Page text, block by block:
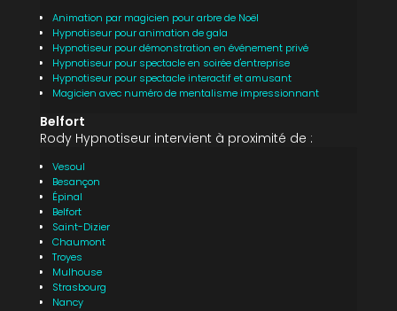
Animation par magicien pour arbre de Noël
Hypnotiseur pour animation de gala
Hypnotiseur pour démonstration en événement privé
Hypnotiseur pour spectacle en soirée d'entreprise
Hypnotiseur pour spectacle interactif et amusant
Magicien avec numéro de mentalisme impressionnant
Belfort
Rody Hypnotiseur intervient à proximité de :
Vesoul
Besançon
Épinal
Belfort
Saint-Dizier
Chaumont
Troyes
Mulhouse
Strasbourg
Nancy